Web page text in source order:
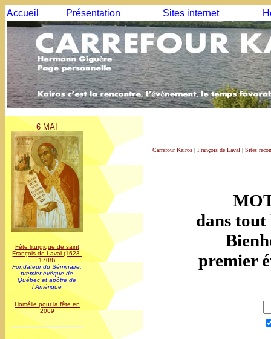
Accueil Présentation Sites internet
6 MAI
Fête liturgique de saint
François de Laval (1623-
1708)
Fondateur du Séminaire,
premier évêque de
Québec et apôtre de
l`Amérique
Homélie pour la fête en
2009
Carrefour Kairos | François de Laval | Sites
dans tout
premier